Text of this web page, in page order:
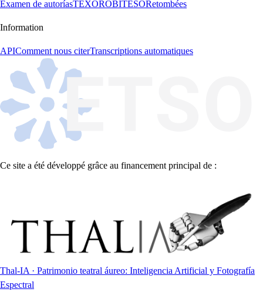
Examen de autoríasTEXOROBITESORetombées
Information
APIComment nous citerTranscriptions automatiques
Ce site a été développé grâce au financement principal de :
Thal-IA · Patrimonio teatral áureo: Inteligencia Artificial y Fotografía
Espectral